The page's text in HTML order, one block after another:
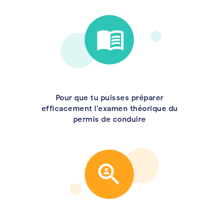
Pour que tu puisses préparer
efficacement l'examen théorique du
permis de conduire